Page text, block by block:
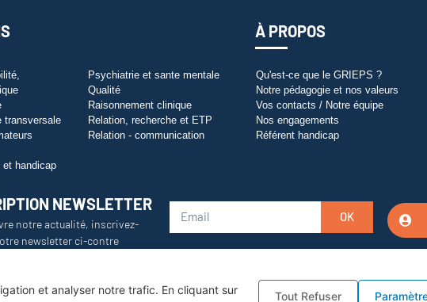
et analyser notre trafic. En cliquant sur
Tout Refuser
À PROPOS
transversale
et handicap
Psychiatrie et sante mentale
Qualité
Raisonnement clinique
Relation, recherche et ETP
Relation - communication
Qu'est-ce que le GRIEPS ?
Notre pédagogie et nos valeurs
Vos contacts / Notre équipe
Nos engagements
Référent handicap
NEWSLETTER
notre actualité, inscrivez-
newsletter ci-contre
OK